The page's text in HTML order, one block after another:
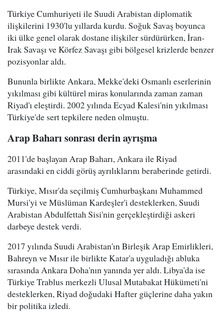
Türkiye Cumhuriyeti ile Suudi Arabistan diplomatik
ilişkilerini 1930'lu yıllarda kurdu. Soğuk Savaş boyunca
iki ülke genel olarak dostane ilişkiler sürdürürken, İran-
Irak Savaşı ve Körfez Savaşı gibi bölgesel krizlerde benzer
pozisyonlar aldı.
Bununla birlikte Ankara, Mekke'deki Osmanlı eserlerinin
yıkılması gibi kültürel miras konularında zaman zaman
Riyad'ı eleştirdi. 2002 yılında Ecyad Kalesi'nin yıkılması
Türkiye'de sert tepkilere neden olmuştu.
Arap Baharı sonrası derin ayrışma
2011'de başlayan Arap Baharı, Ankara ile Riyad
arasındaki en ciddi görüş ayrılıklarını beraberinde getirdi.
Türkiye, Mısır'da seçilmiş Cumhurbaşkanı Muhammed
Mursi'yi ve Müslüman Kardeşler'i desteklerken, Suudi
Arabistan Abdulfettah Sisi'nin gerçekleştirdiği askeri
darbeye destek verdi.
2017 yılında Suudi Arabistan'ın Birleşik Arap Emirlikleri,
Bahreyn ve Mısır ile birlikte Katar'a uyguladığı abluka
sırasında Ankara Doha'nın yanında yer aldı. Libya'da ise
Türkiye Trablus merkezli Ulusal Mutabakat Hükümeti'ni
desteklerken, Riyad doğudaki Hafter güçlerine daha yakın
bir politika izledi.